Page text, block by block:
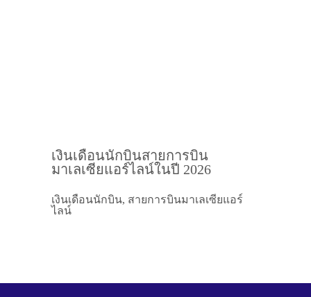
เงินเดือนนักบินสายการบิน
มาเลเซียแอร์ไลน์ในปี 2026
เงินเดือนนักบิน, สายการบินมาเลเซียแอร์
ไลน์